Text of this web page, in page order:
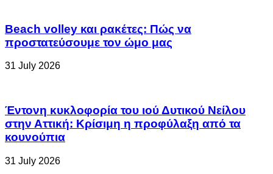
Beach volley και ρακέτες: Πώς να
προστατεύσουμε τον ώμο μας
31 July 2026
Έντονη κυκλοφορία του ιού Δυτικού Νείλου
στην Αττική: Κρίσιμη η προφύλαξη από τα
κουνούπια
31 July 2026